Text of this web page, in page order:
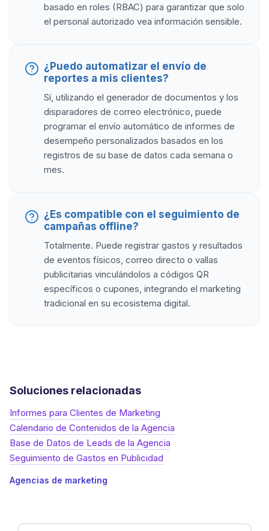
basado en roles (RBAC) para garantizar que solo
el personal autorizado vea información sensible.
¿Puedo automatizar el envío de
reportes a mis clientes?
Sí, utilizando el generador de documentos y los
disparadores de correo electrónico, puede
programar el envío automático de informes de
desempeño personalizados basados en los
registros de su base de datos cada semana o
mes.
¿Es compatible con el seguimiento de
campañas offline?
Totalmente. Puede registrar gastos y resultados
de eventos físicos, correo directo o vallas
publicitarias vinculándolos a códigos QR
específicos o cupones, integrando el marketing
tradicional en su ecosistema digital.
Soluciones relacionadas
Informes para Clientes de Marketing
Calendario de Contenidos de la Agencia
Base de Datos de Leads de la Agencia
Seguimiento de Gastos en Publicidad
Agencias de marketing